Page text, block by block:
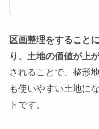
区画整理をすること
り、土地の価値が上
されることで、整形
も使いやすい土地に
トです。